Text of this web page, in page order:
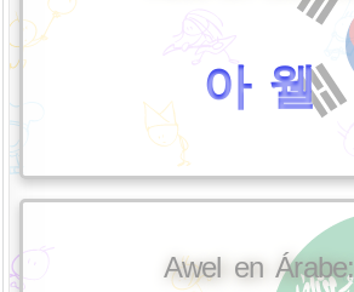
아 웰
Awel en Árabe: